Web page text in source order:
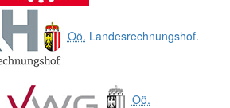
Oö. Landesrechnungshof.
Oö.